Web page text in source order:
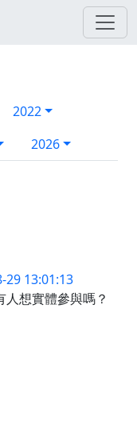
2022
2026
29 13:01:13
想實體參與嗎？